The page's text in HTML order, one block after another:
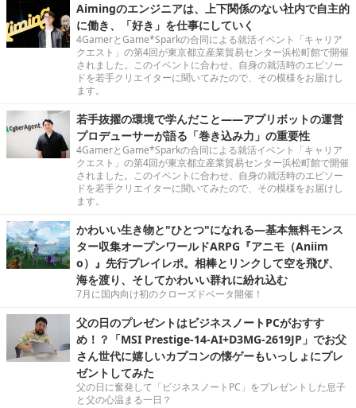
Aimingのエンジニアは、上下関係のない社内で自主的
に働き、「好き」を仕事にしていく
4GamerとGame*Sparkの合同による就活イベント「キャリア
クエスト」の第4回が東京都立産業貿易センター浜松町館で開催
されました。このイベントに合わせ、自身の就活時のエピソー
ドを若手クリエイターに聞いてみたので、その模様をお届けし
ます。
若手抜擢の環境で学んだこと――アプリボットの運営
プロデューサーが語る「巻き込み力」の重要性
4GamerとGame*Sparkの合同による就活イベント「キャリア
クエスト」の第4回が東京都立産業貿易センター浜松町館で開催
されました。このイベントに合わせ、自身の就活時のエピソー
ドを若手クリエイターに聞いてみたので、その模様をお届けし
ます。
かわいい生き物と"ひとつ"になれる―基本無料モンス
ター収集オープンワールドARPG『アニモ（Aniim
o）』先行プレイレポ。相棒とリンクして空を飛び、
海を渡り、そしてかわいい群れに紛れ込む
7月に国内向け初のクローズドベータ開催！
父の日のプレゼントはビジネスノートPCがおすす
め！？「MSI Prestige-14-AI+D3MG-2619JP」でお父
さん世代に嬉しいカプコンの懐ゲーもいっしょにプレ
ゼントしてみた
父の日に奮発して「ビジネスノートPC」をプレゼントした息子
と父の心温まる一日？